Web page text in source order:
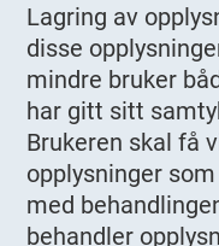
Lagring av
disse
mindre bruker
har gitt sitt
Brukeren skal få
opplysninger
med
behandler